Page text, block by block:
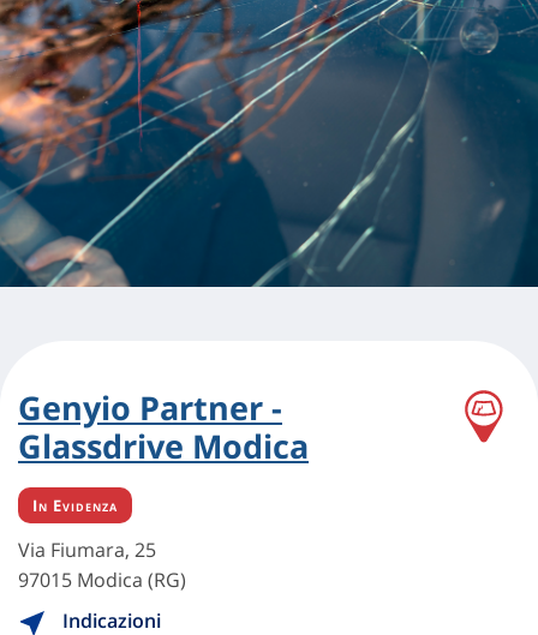
Genyio Partner -
Glassdrive Modica
In Evidenza
Via Fiumara, 25
97015 Modica (RG)
Indicazioni